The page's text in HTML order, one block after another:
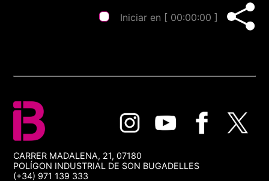
Iniciar en [ 00:00:00 ]
CARRER MADALENA, 21, 07180
POLÍGON INDUSTRIAL DE SON BUGADELLES
(+34) 971 139 333